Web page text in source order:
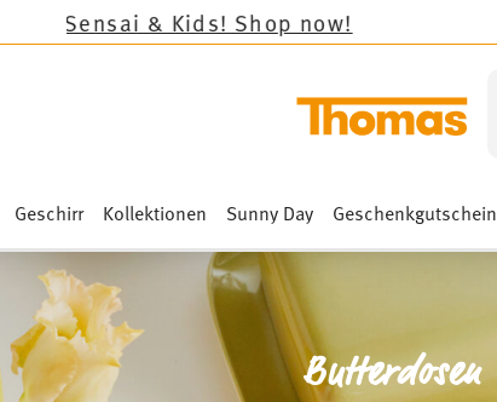
Shop now!
Geschirr Kollektionen Sunny Day Geschenkgutschein
Butterdosen